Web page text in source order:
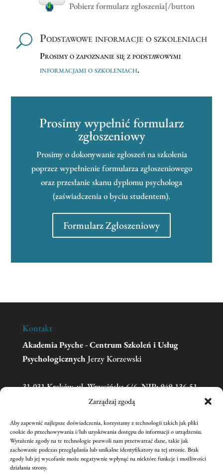
Zarządzaj zgodą
Aby zapewnić najlepsze doświadczenia, korzystamy z technologii takich jak pliki
cookie do przechowywania i/lub uzyskiwania dostępu do informacji o urządzeniu.
Wyrażenie zgody na te technologie pozwoli nam przetwarzać dane, takie jak
zachowanie podczas przeglądania lub unikalne identyfikatory na tej stronie. Brak
zgody lub jej wycofanie może negatywnie wpłynąć na niektóre funkcje i możliwości
działania strony.
Pobierz formularz zgłoszenia[/button
U Podstawowe informacje o szkoleniach
Prosimy o zapoznanie się z podstawowymi
informacjami o szkoleniach.
Prosimy wypełnić formularz
zgłoszeniowy
Prosimy o dokonywanie zgłoszeń na szkolenia
poprzez wypełnienie formularza zgłoszeniowego
oraz przesłanie skanu dyplomu psychologa
(zaświadczenia o byciu studentem).
Formularz Zgłoszeniowy
Kontakt
Akademia Psyche - Centrum Szkoleń i Usług
Psychologicznych Jerzy Korzewski
31-031 Kraków, ul. Wrzesińska 6/6, NIP: 949-136-51-
Telefon:606 681 595(w sprawie zgłoszeń na
szkolenia prosimy o kontakt mailowy)
Email:academiapsyche@wp.pl
nr konta: